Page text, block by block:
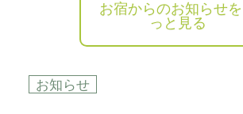
お宿からのお知らせを
っと見る
お知らせ